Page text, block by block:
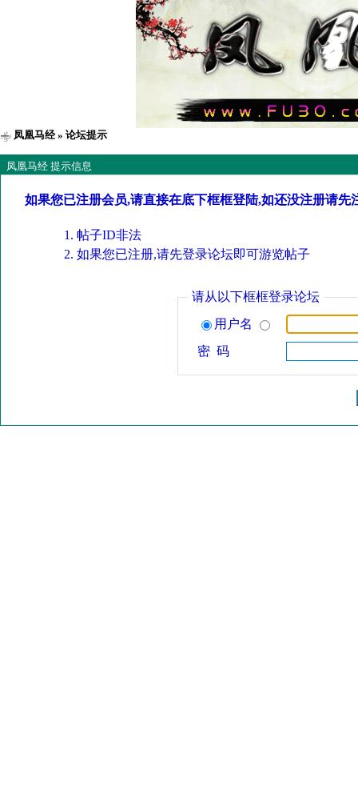
凤凰马经» 论坛提示
凤凰马经 提示信息
如果您已注册会员,请直接在底下框框登陆,如还没注册请先
帖子ID非法
如果您已注册,请先登录论坛即可游览帖子
请从以下框框登录论坛
用户名
密 码